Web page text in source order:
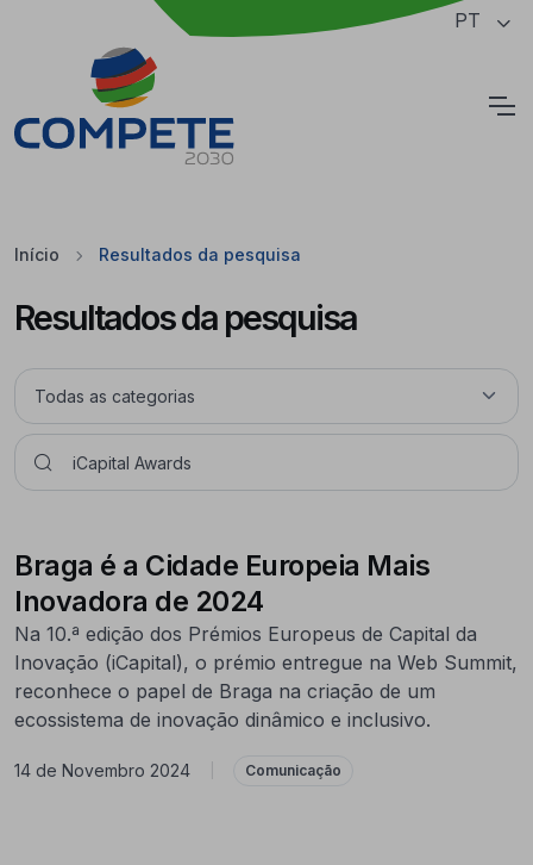
Saltar para o conteúdo principal da página PT
Início Resultados da pesquisa
Resultados da pesquisa
Braga é a Cidade Europeia Mais
Inovadora de 2024
Na 10.ª edição dos Prémios Europeus de Capital da
Inovação (iCapital), o prémio entregue na Web Summit,
reconhece o papel de Braga na criação de um
ecossistema de inovação dinâmico e inclusivo.
14 de Novembro 2024 Comunicação